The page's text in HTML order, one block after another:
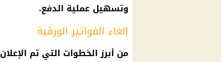
وتسهيل عملية الدفع.
إلغاء الفواتير الورقية
من أبرز الخطوات التي تم